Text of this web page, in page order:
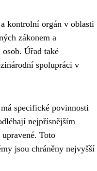
kontrolní orgán v oblasti
zákonem a
Úřad také
spolupráci v
specifické povinnosti
nejpřísnějším
Toto
jsou chráněny nejvyšší